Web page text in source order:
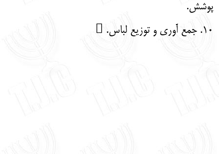
پوشش.
10. جمع‌ آوری و توزیع لباس. 